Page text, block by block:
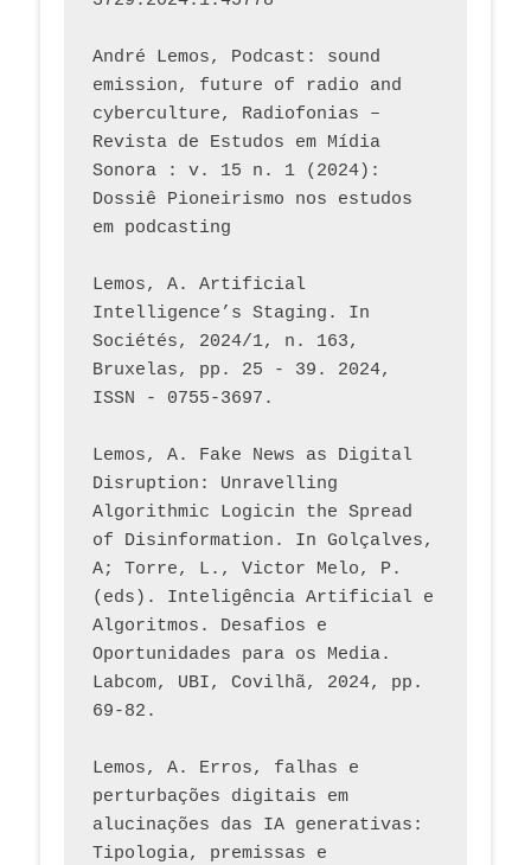
André Lemos, Podcast: sound
emission, future of radio and
cyberculture, Radiofonias –
Revista de Estudos em Mídia
Sonora : v. 15 n. 1 (2024):
Dossiê Pioneirismo nos estudos
em podcasting
Lemos, A. Artificial
Intelligence’s Staging. In
Sociétés, 2024/1, n. 163,
Bruxelas, pp. 25 - 39. 2024,
ISSN - 0755-3697.
Lemos, A. Fake News as Digital
Disruption: Unravelling
Algorithmic Logicin the Spread
of Disinformation. In Golçalves,
A; Torre, L., Victor Melo, P.
(eds). Inteligência Artificial e
Algoritmos. Desafios e
Oportunidades para os Media.
Labcom, UBI, Covilhã, 2024, pp.
69-82.
Lemos, A. Erros, falhas e
perturbações digitais em
alucinações das IA generativas:
Tipologia, premissas e